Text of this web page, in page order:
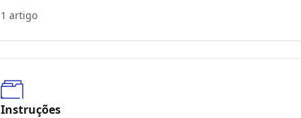
1 artigo
Instruções